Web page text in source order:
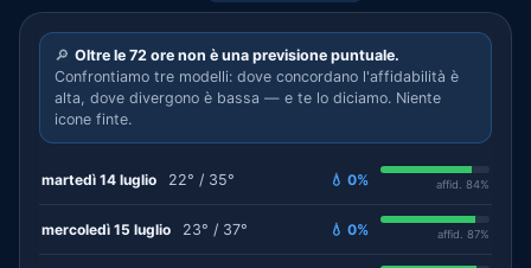
🔎 Oltre le 72 ore non è una previsione puntuale.
Confrontiamo tre modelli: dove concordano l'affidabilità è
alta, dove divergono è bassa — e te lo diciamo. Niente
icone finte.
martedì 14 luglio 22° / 35° 💧 0% affid. 84%
mercoledì 15 luglio 23° / 37° 💧 0% affid. 87%